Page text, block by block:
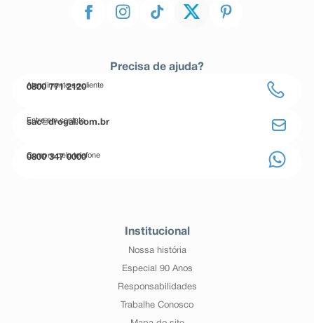
Precisa de ajuda?
Atendimento ao cliente
0800 771 2120
Entre em contato
sac@drogal.com.br
Compre pelo telefone
0800 347 0000
Institucional
Nossa história
Especial 90 Anos
Responsabilidades
Trabalhe Conosco